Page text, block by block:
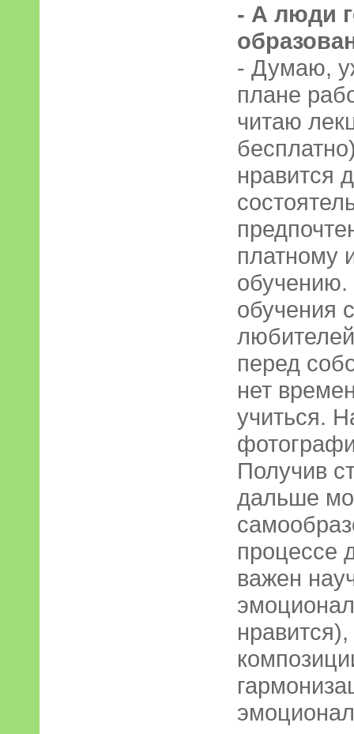
- А люди
- Думаю,
плане
читаю
нравится
платному
обучения
перед
нет
учиться.
Получив
дальше
процессе
важен